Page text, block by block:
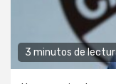
3 minutos de